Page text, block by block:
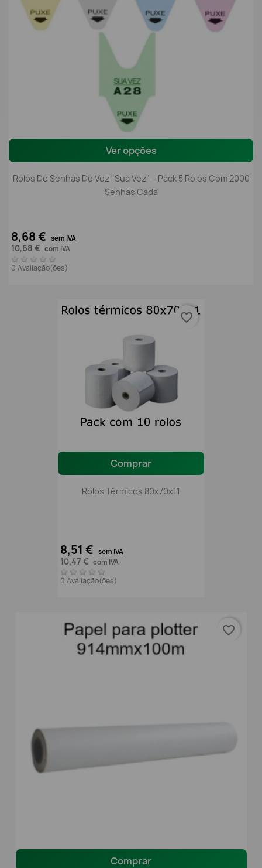
Ver opções
Rolos De Senhas De Vez "Sua Vez" – Pack 5 Rolos Com 2000
Senhas Cada
8,68 € sem IVA
10,68 € com IVA
0 Avaliação(ões)
Comprar
Rolos Térmicos 80x70x11
8,51 € sem IVA
10,47 € com IVA
0 Avaliação(ões)
favorite_border
Comprar
favorite_border